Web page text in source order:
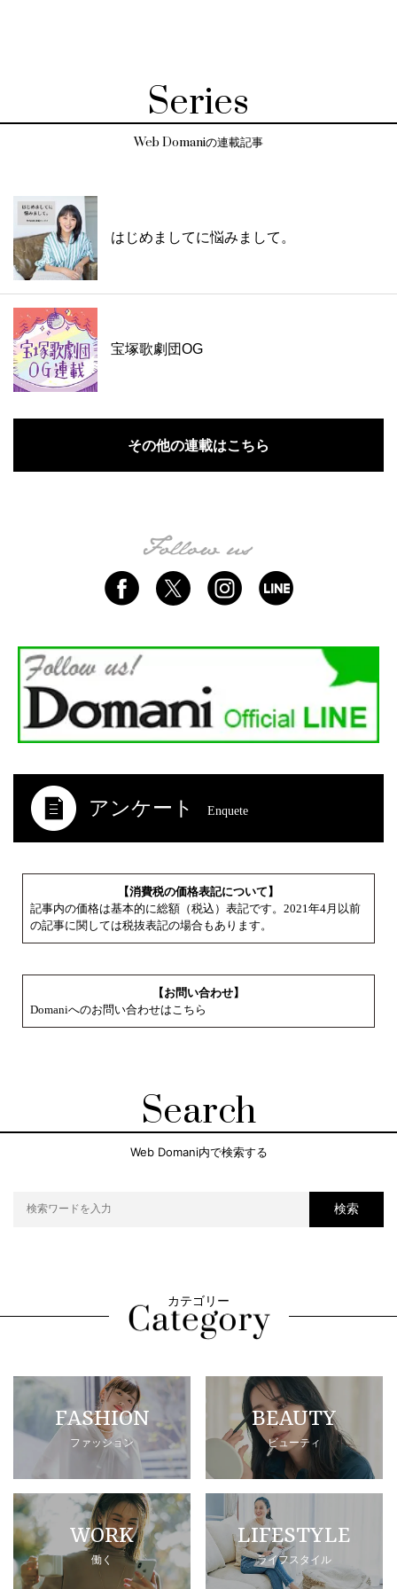
Series
Web Domaniの連載記事
はじめましてに悩みまして。
宝塚歌劇団OG
その他の連載はこちら
アンケート Enquete
【消費税の価格表記について】
記事内の価格は基本的に総額（税込）表記です。2021年4月以前
の記事に関しては税抜表記の場合もあります。
【お問い合わせ】
Domaniへのお問い合わせはこちら
Search
Web Domani内で検索する
検索
カテゴリー
FASHION
ファッション
BEAUTY
ビューティ
WORK
働く
LIFESTYLE
ライフスタイル